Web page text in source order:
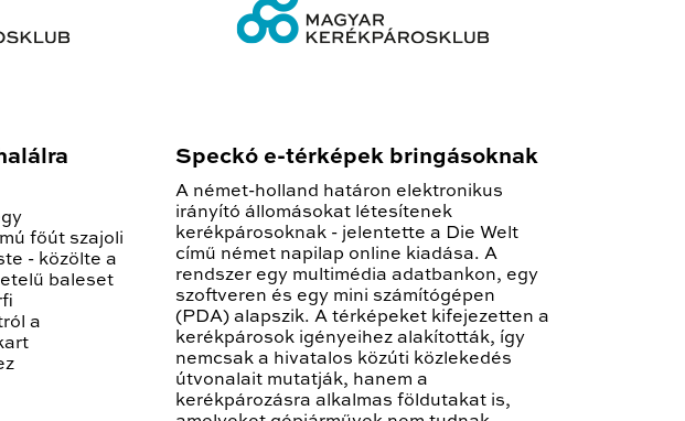
főút szajoli
- közölte a
baleset
a
Speckó e-térképek bringásoknak
A német-holland határon elektronikus
irányító állomásokat létesítenek
kerékpárosoknak - jelentette a Die Welt
című német napilap online kiadása. A
rendszer egy multimédia adatbankon, egy
szoftveren és egy mini számítógépen
(PDA) alapszik. A térképeket kifejezetten a
kerékpárosok igényeihez alakították, így
nemcsak a hivatalos közúti közlekedés
útvonalait mutatják, hanem a
kerékpározásra alkalmas földutakat is,